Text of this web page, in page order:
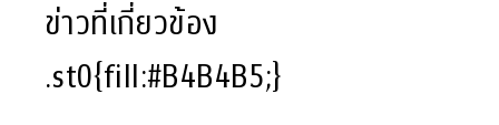
ข่าวที่เกี่ยวข้อง
.st0{fill:#B4B4B5;}